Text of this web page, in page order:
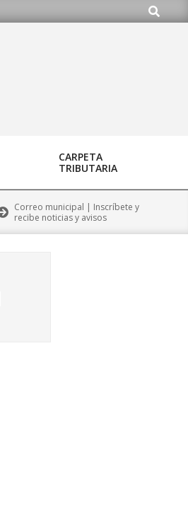
Buscar
CARPETA
TRIBUTARIA
Correo municipal | Inscríbete y
recibe noticias y avisos